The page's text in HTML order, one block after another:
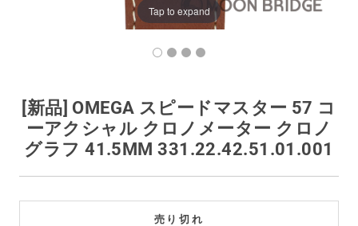
保証とメンテナンス
Tap to expand
[新品] OMEGA スピードマスター 57 コ
ーアクシャル クロノメーター クロノ
グラフ 41.5MM 331.22.42.51.01.001
売り切れ